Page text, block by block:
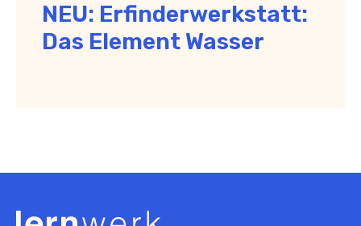
NEU: Erfinderwerkstatt:
Das Element Wasser